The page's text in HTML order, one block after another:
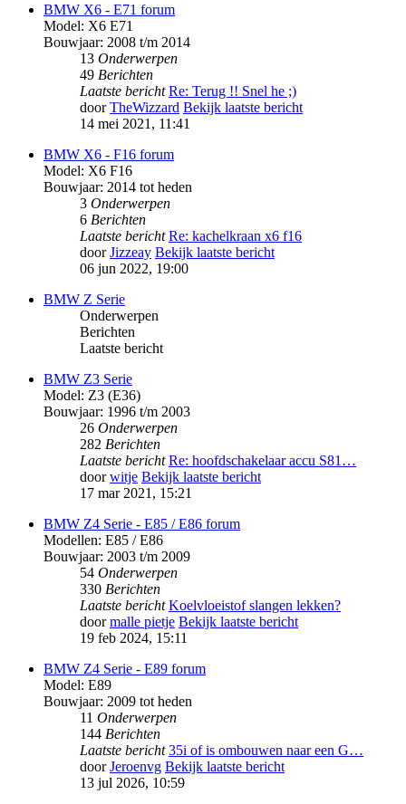
BMW X6 - E71 forum
Model: X6 E71
Bouwjaar: 2008 t/m 2014
13 Onderwerpen
49 Berichten
Laatste bericht Re: Terug !! Snel he ;)
doorTheWizzard Bekijk laatste bericht
14 mei 2021, 11:41
BMW X6 - F16 forum
Model: X6 F16
Bouwjaar: 2014 tot heden
3 Onderwerpen
6 Berichten
Laatste bericht Re: kachelkraan x6 f16
doorJizzeay Bekijk laatste bericht
06 jun 2022, 19:00
BMW Z Serie
Onderwerpen
Berichten
Laatste bericht
BMW Z3 Serie
Model: Z3 (E36)
Bouwjaar: 1996 t/m 2003
26 Onderwerpen
282 Berichten
Laatste bericht Re: hoofdschakelaar accu S81…
doorwitje Bekijk laatste bericht
17 mar 2021, 15:21
BMW Z4 Serie - E85 / E86 forum
Modellen: E85 / E86
Bouwjaar: 2003 t/m 2009
54 Onderwerpen
330 Berichten
Laatste bericht Koelvloeistof slangen lekken?
doormalle pietje Bekijk laatste bericht
19 feb 2024, 15:11
BMW Z4 Serie - E89 forum
Model: E89
Bouwjaar: 2009 tot heden
11 Onderwerpen
144 Berichten
Laatste bericht 35i of is ombouwen naar een G…
doorJeroenvg Bekijk laatste bericht
13 jul 2026, 10:59